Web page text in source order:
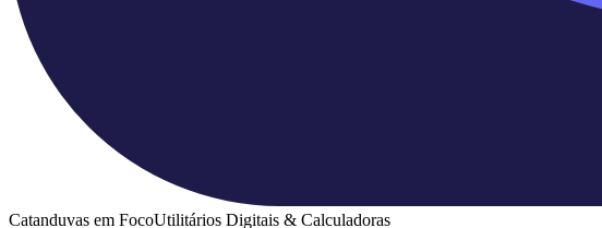
Catanduvas em FocoUtilitários Digitais & Calculadoras